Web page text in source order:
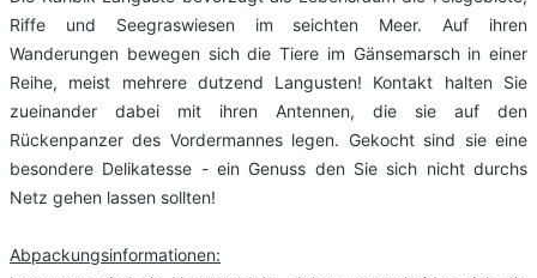
Riffe und Seegraswiesen im seichten Meer. Auf ihren
Wanderungen bewegen sich die Tiere im Gänsemarsch in einer
Reihe, meist mehrere dutzend Langusten! Kontakt halten Sie
zueinander dabei mit ihren Antennen, die sie auf den
Rückenpanzer des Vordermannes legen. Gekocht sind sie eine
besondere Delikatesse - ein Genuss den Sie sich nicht durchs
Netz gehen lassen sollten!
Abpackungsinformationen: